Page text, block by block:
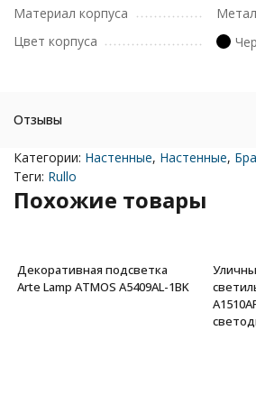
Материал корпуса
Цвет корпуса
Отзывы
Категории: Настенные, Настенные, Бра
Теги: Rullo
Похожие товары
Декоративная подсветка
Arte Lamp ATMOS A5409AL-1BK